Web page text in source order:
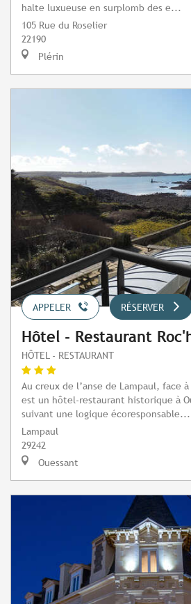
halte luxueuse en surplomb des e...
105 Rue du Roselier
22190
Plérin
APPELER RÉSERVER
Hôtel - Restaurant
HÔTEL - RESTAURANT
Au creux de l’anse de Lampaul, face
est un hôtel-restaurant historique à
suivant une logique écoresponsable...
Lampaul
29242
Ouessant